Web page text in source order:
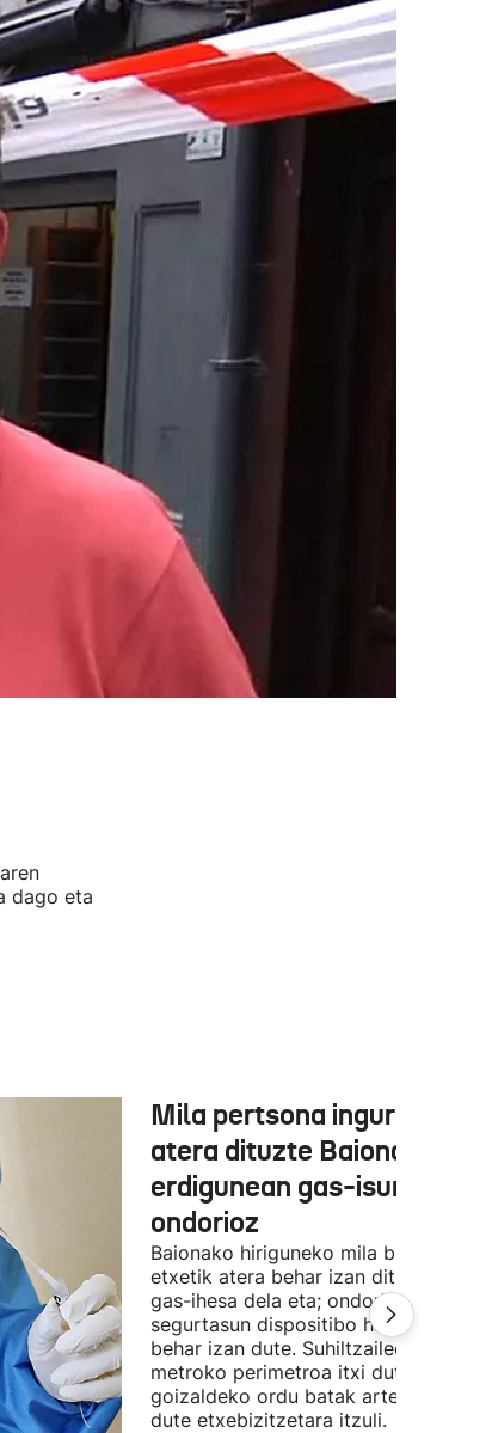
dago eta
Mila pertsona inguru
atera dituzte Baionako
erdigunean gas-isuri baten
ondorioz
Baionako hiriguneko mila bizilagun
etxetik atera behar izan dituzte bart,
gas-ihesa dela eta; ondorioz,
segurtasun dispositibo handia
behar izan dute. Suhiltzaileek 100
metroko perimetroa itxi dute, eta
goizaldeko ordu batak arte ezin izan
dute etxebizitzetara itzuli.